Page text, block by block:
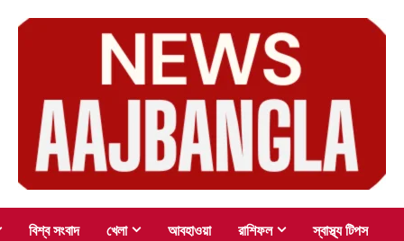
বিশ্ব সংবাদ খেলা আবহাওয়া রাশিফল স্বাস্থ্য টিপস